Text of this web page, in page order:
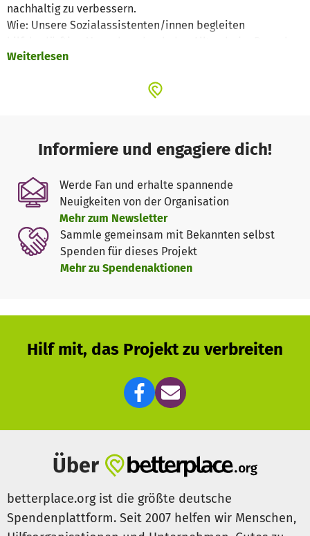
nachhaltig zu verbessern.
Wie: Unsere Sozialassistenten/innen begleiten
des Arztes bzw. beim Behördengang oder beim Einkaufen
Alltags in der häuslichen Umgebung oder in
In unseren gemeinnützigen Verein arbeiten ausschließlich
nur Ehrenamtliche Mitarbeiter bzw. Helfer. Im Kontakt mit
den Regionalen Trägern und Verbänden sowie den
Kommunen wurde wir immer wieder auf die Not von
hilfsbedürftigen Menschen in der Region hingewiesen.
Deshalb haben wir in den Vergangenen Jahren ein breit
gefächertes Netzwerk aufgebaut das unser Angebot
nachhaltig Unterstützt. Die Tatsache, dass hilfsbedürftige
Menschen solang wie möglich in ihrer eigenen häuslichen
Unsere Helferinnen und Helfer besuchen die Menschen in
Ihren heimischen Umgebungen oder in sozialen
Einrichtungen. Die notwendigen Unkosten zur
Überbrückung der räumlichen Entfernungen können nicht
von unseren Ehrenamtlichen Kräften abverlangt werden.
Helfen Sie uns deshalb bei der Umsetzung unseres
Projektes durch Ihre persönliche Zuwendung.
Weiterlesen
Informiere und engagiere dich!
Werde Fan und erhalte spannende
Neuigkeiten von der Organisation
Mehr zum Newsletter
Sammle gemeinsam mit Bekannten selbst
Spenden für dieses Projekt
Mehr zu Spendenaktionen
Hilf mit, das Projekt zu verbreiten
Über
betterplace.org ist die größte deutsche
Spendenplattform. Seit 2007 helfen wir Menschen,